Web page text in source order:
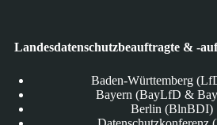
Landesdatenschutzbeauftragte & -
Baden-Württemberg
Bayern (BayLfD &
Berlin (BlnBDI)